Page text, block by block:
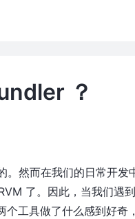
？
然而在我们的日常开
了。因此，当我们遇
工具做了什么感到好奇